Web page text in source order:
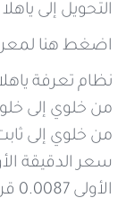
التحويل إلى
اضغط هنا
نظام تعرفة
من خلوي إلى
من خلوي إلى
الأولى 0.0087 قرش